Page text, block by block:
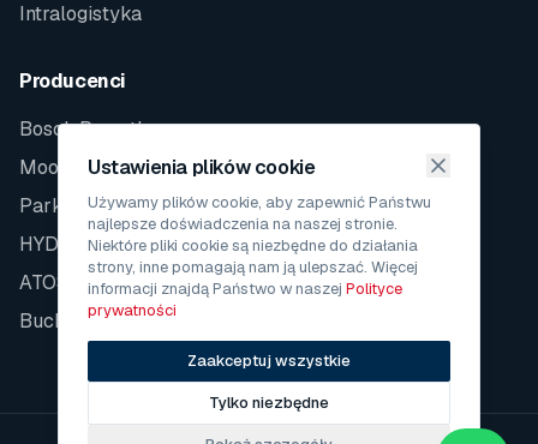
Intralogistyka
Producenci
Bosch Rexroth
Moog
Parker
HYDAC
ATOS
Bucher
Ustawienia plików cookie
Używamy plików cookie, aby zapewnić Państwu
najlepsze doświadczenia na naszej stronie.
Niektóre pliki cookie są niezbędne do działania
strony, inne pomagają nam ją ulepszać. Więcej
informacji znajdą Państwo w naszej Polityce
prywatności
Zaakceptuj wszystkie
Tylko niezbędne